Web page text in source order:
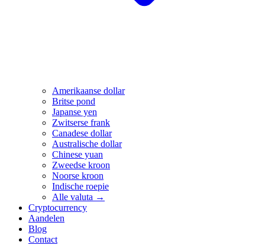
Amerikaanse dollar
Britse pond
Japanse yen
Zwitserse frank
Canadese dollar
Australische dollar
Chinese yuan
Zweedse kroon
Noorse kroon
Indische roepie
Alle valuta →
Cryptocurrency
Aandelen
Blog
Contact